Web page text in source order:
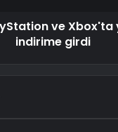
ve Xbox'ta
indirime girdi